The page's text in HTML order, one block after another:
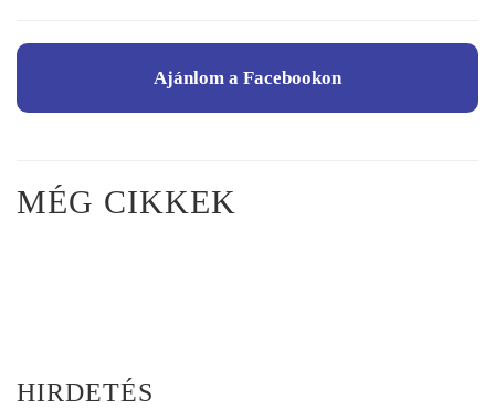
Ajánlom a Facebookon
MÉG CIKKEK
HIRDETÉS